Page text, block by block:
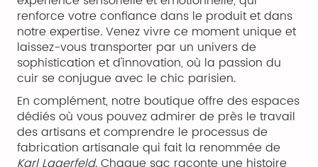
renforce votre confiance dans le produit et dans
notre expertise. Venez vivre ce moment unique et
laissez-vous transporter par un univers de
sophistication et d'innovation, où la passion du
cuir se conjugue avec le chic parisien.
En complément, notre boutique offre des espaces
dédiés où vous pouvez admirer de près le travail
des artisans et comprendre le processus de
fabrication artisanale qui fait la renommée de
Karl Lagerfeld. Chaque sac raconte une histoire